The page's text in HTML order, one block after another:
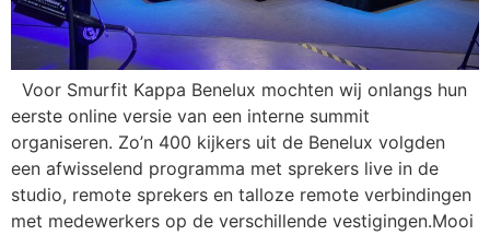
Voor Smurfit Kappa Benelux mochten wij onlangs hun
eerste online versie van een interne summit
organiseren. Zo’n 400 kijkers uit de Benelux volgden
een afwisselend programma met sprekers live in de
studio, remote sprekers en talloze remote verbindingen
met medewerkers op de verschillende vestigingen.Mooi